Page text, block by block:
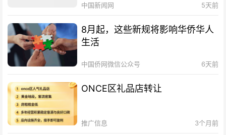
中国新闻网 5天前
8月起，这些新规将影响华侨华人
生活
中国侨网微信公众号 6天前
ONCE区礼品店转让
推广信息 3个月前